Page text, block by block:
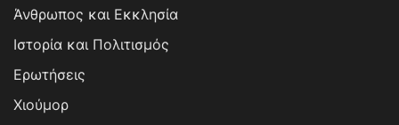
Άνθρωπος και Εκκλησία
Ιστορία και Πολιτισμός
Ερωτήσεις
Χιούμορ